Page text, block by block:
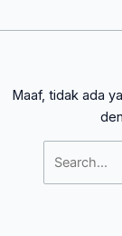
Maaf, tidak ada